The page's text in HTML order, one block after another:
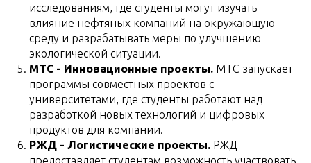
исследованиям, где студенты могут изучать
влияние нефтяных компаний на окружающую
среду и разрабатывать меры по улучшению
экологической ситуации.
МТС - Инновационные проекты. МТС запускает
программы совместных проектов с
университетами, где студенты работают над
разработкой новых технологий и цифровых
продуктов для компании.
РЖД - Логистические проекты. РЖД
предоставляет студентам возможность участвовать